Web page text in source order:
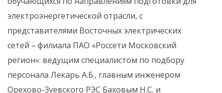
электроэнергетической отрасли, с
представителями Восточных электрических
сетей – филиала ПАО «Россети Московский
регион»: ведущим специалистом по подбору
персонала Лекарь А.Б., главным инженером
Орехово-Зуевского РЭС Баховым Н.С. и